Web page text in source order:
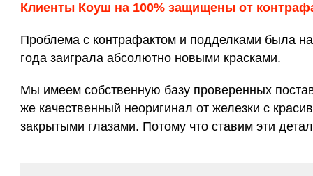
Клиенты Коуш на 100% защищены от
Проблема с контрафактом и подделками была
года заиграла абсолютно новыми красками.
Мы имеем собственную базу проверенных
же качественный неоригинал от железки с
закрытыми глазами. Потому что ставим эти